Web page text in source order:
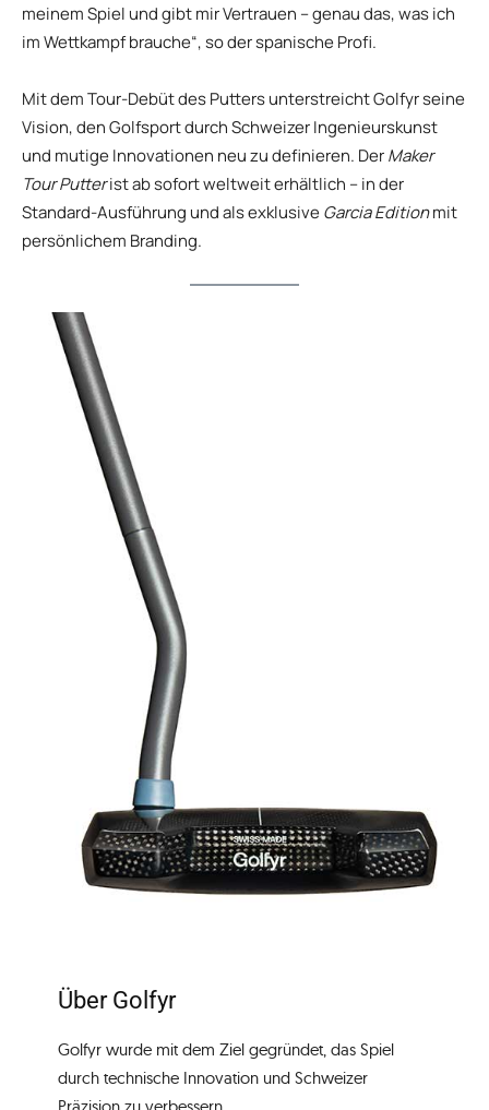
meinem Spiel und gibt mir Vertrauen – genau das, was ich
im Wettkampf brauche“, so der spanische Profi.
Mit dem Tour-Debüt des Putters unterstreicht Golfyr seine
Vision, den Golfsport durch Schweizer Ingenieurskunst
und mutige Innovationen neu zu definieren. DerMaker
Tour Putterist ab sofort weltweit erhältlich – in der
Standard-Ausführung und als exklusiveGarcia Editionmit
persönlichem Branding.
Über Golfyr
Golfyr wurde mit dem Ziel gegründet, das Spiel
durch technische Innovation und Schweizer